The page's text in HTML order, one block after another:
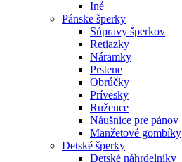
Iné
Pánske šperky
Súpravy šperkov
Retiazky
Náramky
Prstene
Obrúčky
Prívesky
Ružence
Náušnice pre pánov
Manžetové gombíky
Detské šperky
Detské náhrdelníky